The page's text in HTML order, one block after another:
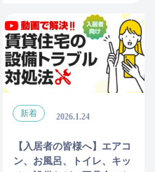
新着 2026.1.24
【入居者の皆様へ】エアコ
ン、お風呂、トイレ、キッ